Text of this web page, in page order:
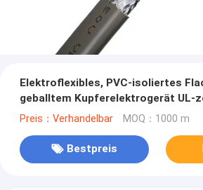
Elektroflexibles, PVC-isoliertes
geballtem Kupferelektrogerät UL-
Draht Niederspannungsflachkabel
Preis：Verhandelbar MOQ：1000 m
Bestpreis